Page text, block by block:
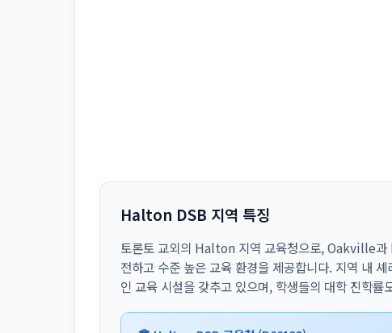
Halton DSB 지역 특징
토론토 교외의 Halton 지역 교육청으로, Oakville
전하고 수준 높은 교육 환경을 제공합니다. 지역 내
인 교육 시설을 갖추고 있으며, 학생들의 대학 진학률